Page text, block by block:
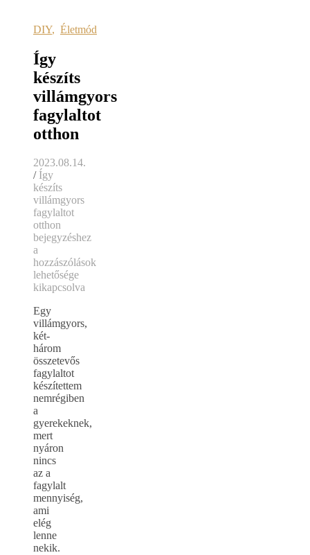
DIY, Életmód
Így
készíts
villámgyors
fagylaltot
otthon
2023.08.14.
/ Így
készíts
villámgyors
fagylaltot
otthon
bejegyzéshez
a
hozzászólások
lehetősége
kikapcsolva
Egy
villámgyors,
két-
három
összetevős
fagylaltot
készítettem
nemrégiben
a
gyerekeknek,
mert
nyáron
nincs
az a
fagylalt
mennyiség,
ami
elég
lenne
nekik.